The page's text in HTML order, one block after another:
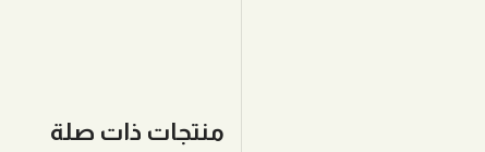
منتجات ذات صلة